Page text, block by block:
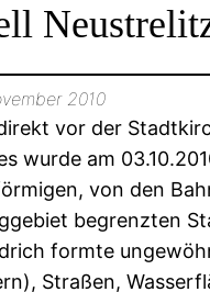
2010
vor der
wurde am
von den
begrenzten
formte
Straßen,